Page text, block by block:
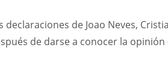
de Joao Neves,
de darse a conocer la